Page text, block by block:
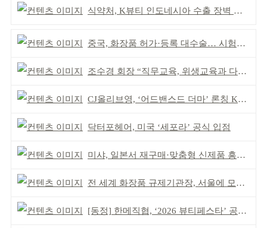
식약처, K뷰티 인도네시아 수출 장벽 완화 성과
중국, 화장품 허가·등록 대수술… 시험자료 공용 허용
조수경 회장 “직무교육, 위생교육과 다르다”
CJ올리브영, ‘어드밴스드 더마’ 론칭 K더마 육성 박차
닥터포헤어, 미국 ‘세포라’ 공식 입점
미샤, 일본서 재구매·맞춤형 신제품 흥행 ‘쌍끌이’
전 세계 화장품 규제기관장, 서울에 모인다
[동정] 한메직협, ‘2026 뷰티페스타’ 공동 주최